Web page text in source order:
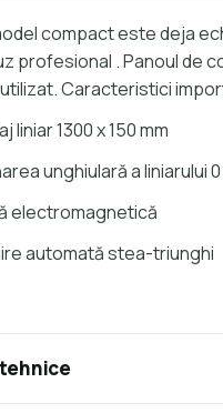
compact este deja
profesional . Panoul de
Caracteristici
liniar 1300 x 150 mm
unghiulară a liniarului 0
electromagnetică
automată stea-triunghi